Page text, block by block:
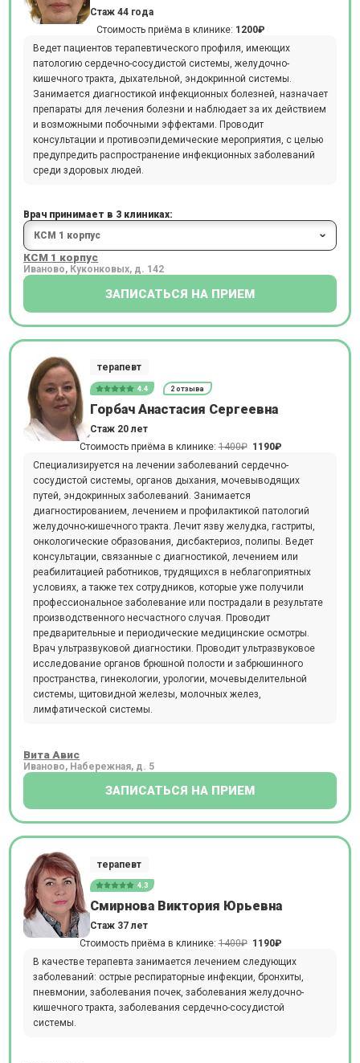
Стаж 44 года
Стоимость приёма в клинике: 1200₽
Ведет пациентов терапевтического профиля, имеющих
патологию сердечно-сосудистой системы, желудочно-
кишечного тракта, дыхательной, эндокринной системы.
Занимается диагностикой инфекционных болезней, назначает
препараты для лечения болезни и наблюдает за их действием
и возможными побочными эффектами. Проводит
консультации и противоэпидемические мероприятия, с целью
предупредить распространение инфекционных заболеваний
среди здоровых людей.
Врач принимает в 3 клиниках:
КСМ 1 корпус
Иваново, Куконковых, д. 142
ЗАПИСАТЬСЯ НА ПРИЕМ
терапевт
4.4 2 отзыва
Горбач Анастасия Сергеевна
Стаж 20 лет
Стоимость приёма в клинике:1400₽ 1190₽
Специализируется на лечении заболеваний сердечно-
сосудистой системы, органов дыхания, мочевыводящих
путей, эндокринных заболеваний. Занимается
диагностированием, лечением и профилактикой патологий
желудочно-кишечного тракта. Лечит язву желудка, гастриты,
онкологические образования, дисбактериоз, полипы. Ведет
консультации, связанные с диагностикой, лечением или
реабилитацией работников, трудящихся в неблагоприятных
условиях, а также тех сотрудников, которые уже получили
профессиональное заболевание или пострадали в результате
производственного несчастного случая. Проводит
предварительные и периодические медицинские осмотры.
Врач ультразвуковой диагностики. Проводит ультразвуковое
исследование органов брюшной полости и забрюшинного
пространства, гинекологии, урологии, мочевыделительной
системы, щитовидной железы, молочных желез,
лимфатической системы.
Вита Авис
Иваново, Набережная, д. 5
ЗАПИСАТЬСЯ НА ПРИЕМ
терапевт
4.3
Смирнова Виктория Юрьевна
Стаж 37 лет
Стоимость приёма в клинике:1400₽ 1190₽
В качестве терапевта занимается лечением следующих
заболеваний: острые респираторные инфекции, бронхиты,
пневмонии, заболевания почек, заболевания желудочно-
кишечного тракта, заболевания сердечно-сосудистой
системы.